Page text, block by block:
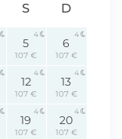
S D
5
107 €
4
6
107 €
4
12
107 €
4
13
107 €
4
19
107 €
4
20
107 €
4